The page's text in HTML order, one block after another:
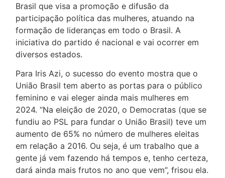
Brasil que visa a promoção e difusão da
participação política das mulheres, atuando na
formação de lideranças em todo o Brasil. A
iniciativa do partido é nacional e vai ocorrer em
diversos estados.
Para Iris Azi, o sucesso do evento mostra que o
União Brasil tem aberto as portas para o público
feminino e vai eleger ainda mais mulheres em
2024. “Na eleição de 2020, o Democratas (que se
fundiu ao PSL para fundar o União Brasil) teve um
aumento de 65% no número de mulheres eleitas
em relação a 2016. Ou seja, é um trabalho que a
gente já vem fazendo há tempos e, tenho certeza,
dará ainda mais frutos no ano que vem”, frisou ela.